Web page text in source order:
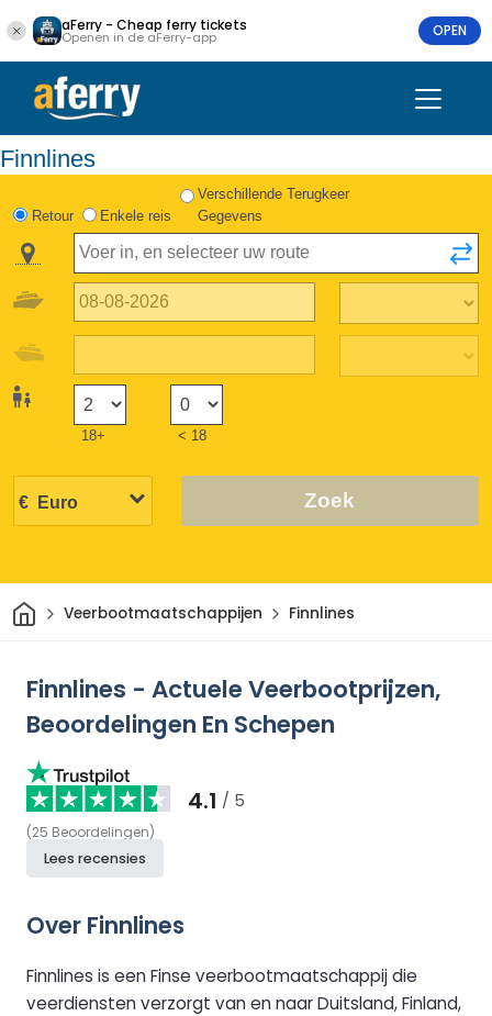
aFerry - Cheap ferry tickets
Openen in de aFerry-app OPEN
Finnlines
Retour Enkele reis
Verschillende Terugkeer
Gegevens
18+ < 18
Zoek
ThuisVeerbootmaatschappijen Finnlines
Finnlines - Actuele Veerbootprijzen,
Beoordelingen En Schepen
4.1 / 5
(25 Beoordelingen)
Lees recensies
Over Finnlines
Finnlines is een Finse veerbootmaatschappij die
veerdiensten verzorgt van en naar Duitsland, Finland,